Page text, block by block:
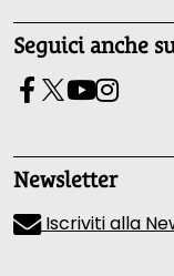
Seguici anche
Newsletter
Iscriviti alla